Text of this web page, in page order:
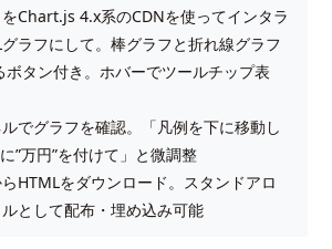
Chart.js 4.x系のCDNを使ってインタラ
ラフにして。棒グラフと折れ線グラフ
ボタン付き。ホバーでツールチップ表
グラフを確認。「凡例を下に移動し
”万円”を付けて」と微調整
HTMLをダウンロード。スタンドアロ
として配布・埋め込み可能